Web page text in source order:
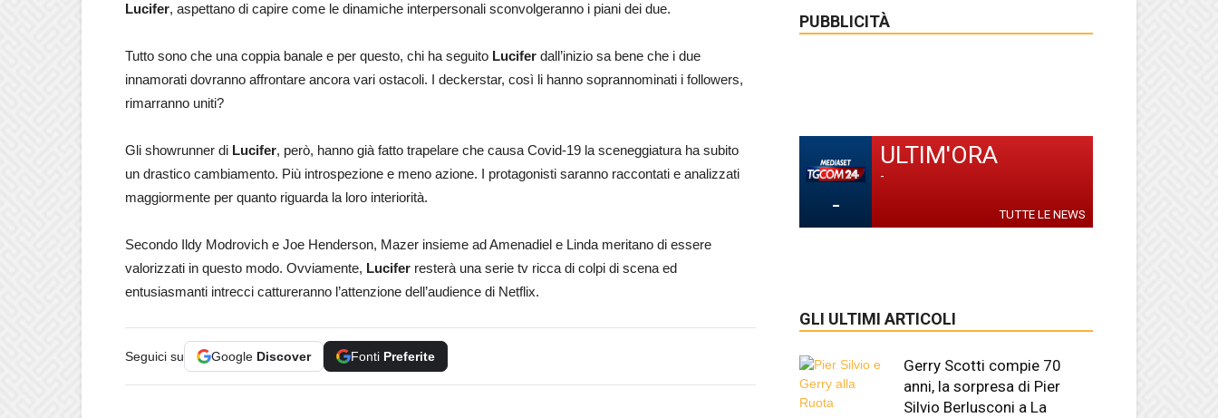
Lucifer, aspettano di capire come le dinamiche interpersonali sconvolgeranno i piani dei due.
Tutto sono che una coppia banale e per questo, chi ha seguito Lucifer dall’inizio sa bene che i due
innamorati dovranno affrontare ancora vari ostacoli. I deckerstar, così li hanno soprannominati i followers,
rimarranno uniti?
Gli showrunner di Lucifer, però, hanno già fatto trapelare che causa Covid-19 la sceneggiatura ha subito
un drastico cambiamento. Più introspezione e meno azione. I protagonisti saranno raccontati e analizzati
maggiormente per quanto riguarda la loro interiorità.
Secondo Ildy Modrovich e Joe Henderson, Mazer insieme ad Amenadiel e Linda meritano di essere
valorizzati in questo modo. Ovviamente, Lucifer resterà una serie tv ricca di colpi di scena ed
entusiasmanti intrecci cattureranno l’attenzione dell’audience di Netflix.
Seguici su Google Discover Fonti Preferite
PUBBLICITÀ
-
ULTIM'ORA
-
TUTTE LE NEWS
GLI ULTIMI ARTICOLI
Gerry Scotti compie 70
anni, la sorpresa di Pier
Silvio Berlusconi a La